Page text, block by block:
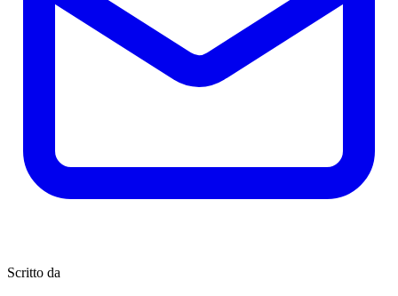
Scritto da